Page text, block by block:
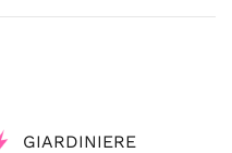
GIARDINIERE